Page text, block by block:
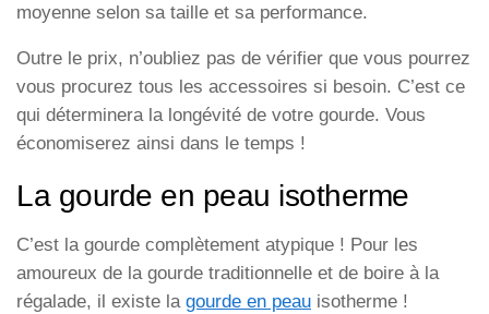
moyenne selon sa taille et sa performance.
Outre le prix, n’oubliez pas de vérifier que vous pourrez
vous procurez tous les accessoires si besoin. C’est ce
qui déterminera la longévité de votre gourde. Vous
économiserez ainsi dans le temps !
La gourde en peau isotherme
C’est la gourde complètement atypique ! Pour les
amoureux de la gourde traditionnelle et de boire à la
régalade, il existe la gourde en peau isotherme !